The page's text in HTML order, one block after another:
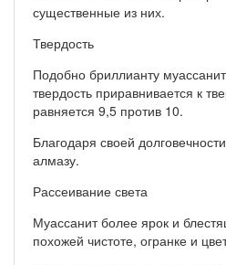
существенные из них.
Твердость
Подобно бриллианту
твердость приравнивается к
равняется 9,5 против 10.
Благодаря своей
алмазу.
Рассеивание света
Муассанит более ярок и
похожей чистоте, огранке и